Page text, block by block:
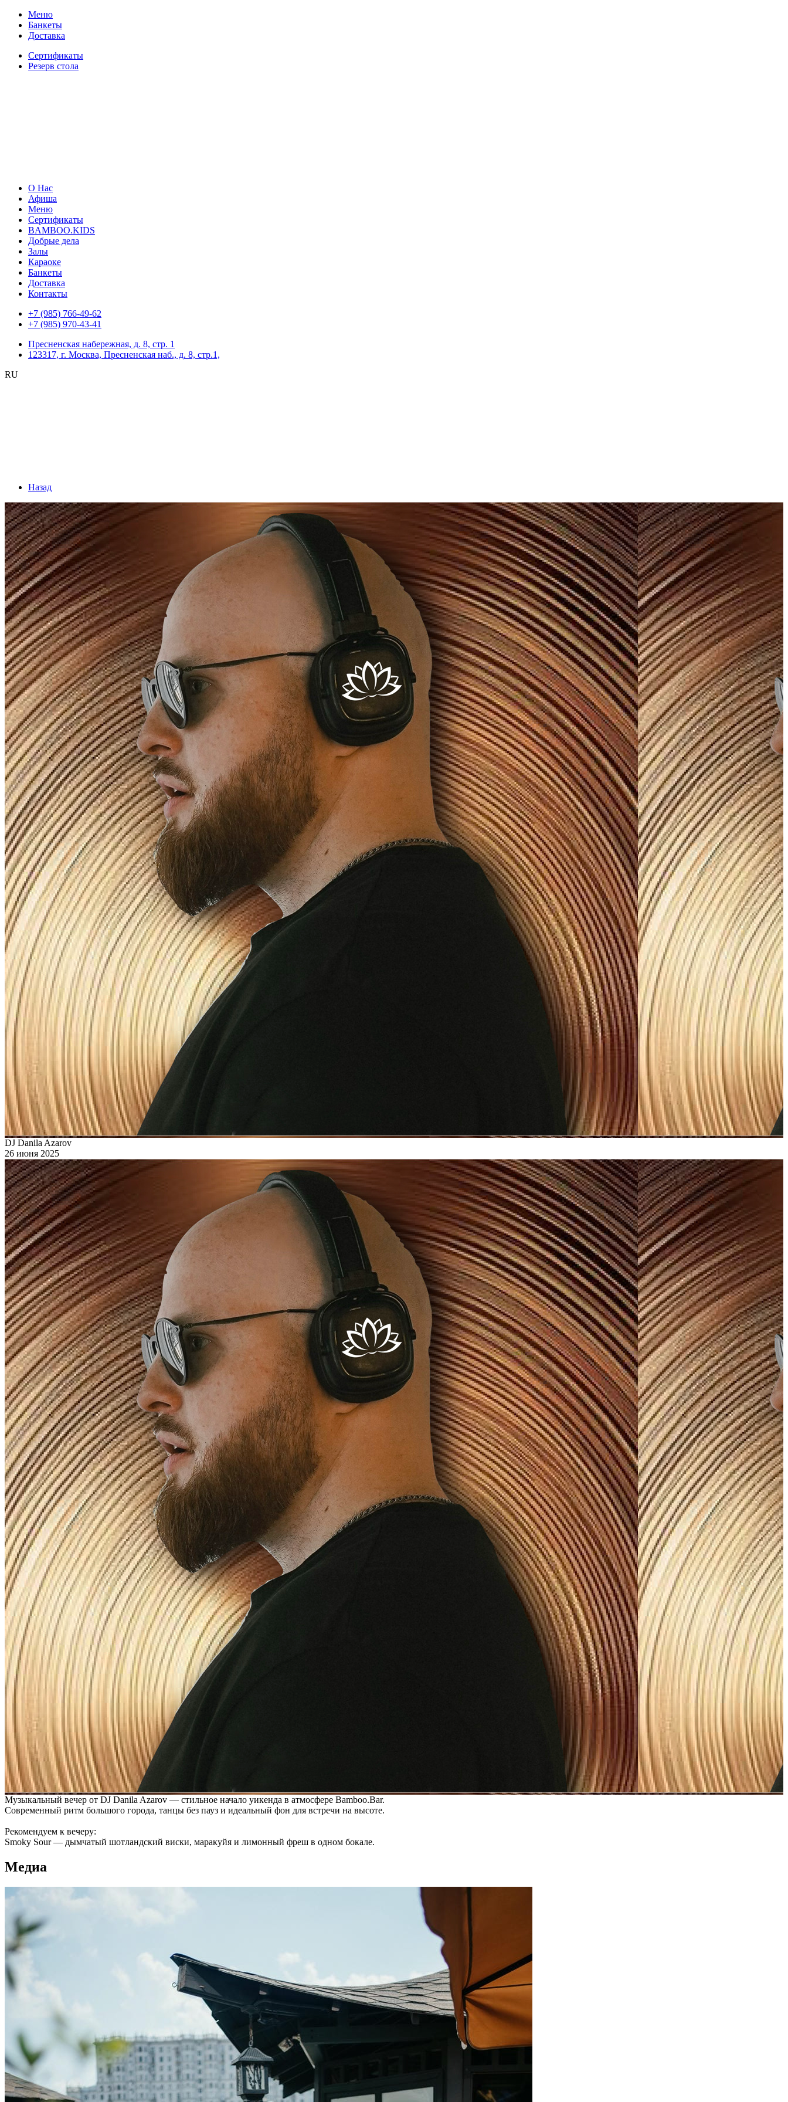
Меню
Банкеты
Доставка
Сертификаты
Резерв стола
О Нас
Афиша
Меню
Сертификаты
BAMBOO.KIDS
Добрые дела
Залы
Караоке
Банкеты
Доставка
Контакты
+7 (985) 766-49-62
+7 (985) 970-43-41
Пресненская набережная, д. 8, стр. 1
123317, г. Москва, Пресненская наб., д. 8, стр.1,
RU
Назад
DJ Danila Azarov
26 июня 2025
Музыкальный вечер от DJ Danila Azarov — стильное начало уикенда в атмосфере Bamboo.Bar.
Современный ритм большого города, танцы без пауз и идеальный фон для встречи на высоте.
Рекомендуем к вечеру:
Smoky Sour — дымчатый шотландский виски, маракуйя и лимонный фреш в одном бокале.
Медиа